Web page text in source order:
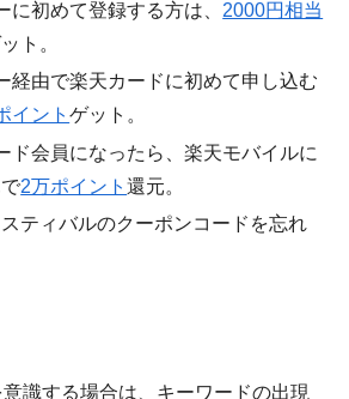
に初めて登録する方は、 2000円相当
ト。
経由で楽天カードに初めて申し込む
イントゲット。
ド会員になったら、楽天モバイルに
2万ポイント還元。
ティバルのクーポンコードを忘れ
識する場合は、キーワードの出現